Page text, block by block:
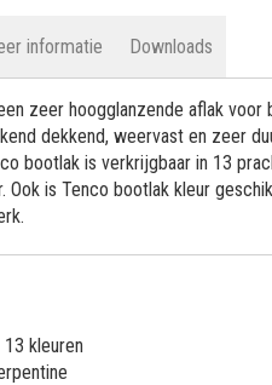
zeer hoogglanzende aflak
dekkend, weervast en zeer
bootlak is verkrijgbaar in 13
Ook is Tenco bootlak kleur
kleuren
informatie Downloads